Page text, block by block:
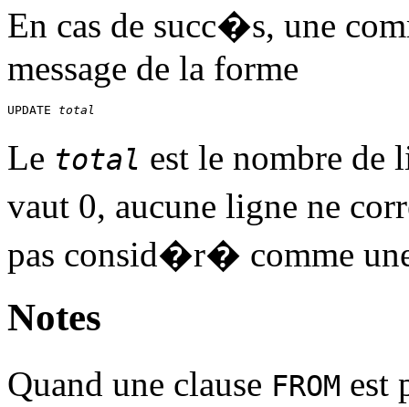
En cas de succ�s, une
message de la forme
UPDATE total
Le total est le nombre
vaut 0, aucune ligne ne
pas consid�r� comme
Notes
Quand une clause FROM est